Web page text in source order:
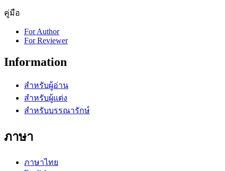
คู่มือ
For Author
For Reviewer
Information
สำหรับผู้อ่าน
สำหรับผู้แต่ง
สำหรับบรรณารักษ์
ภาษา
ภาษาไทย